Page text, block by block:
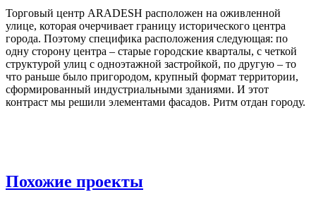
Торговый центр ARADESH расположен на оживленной
улице, которая очерчивает границу исторического центра
города. Поэтому специфика расположения следующая: по
одну сторону центра – старые городские кварталы, с четкой
структурой улиц с одноэтажной застройкой, по другую – то
что раньше было пригородом, крупный формат территории,
сформированный индустриальными зданиями. И этот
контраст мы решили элементами фасадов. Ритм отдан городу.
Похожие проекты